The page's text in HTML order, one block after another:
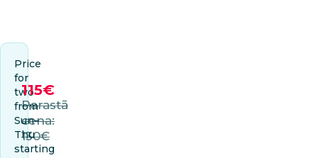
Price
for
two
from
Sun–
Thu
starting
115€
Parastā
cena:
130€